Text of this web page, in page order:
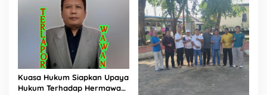
Kuasa Hukum Siapkan Upaya
Hukum Terhadap Hermawan